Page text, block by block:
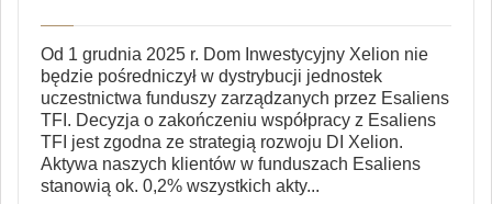
Od 1 grudnia 2025 r. Dom Inwestycyjny Xelion nie
będzie pośredniczył w dystrybucji jednostek
uczestnictwa funduszy zarządzanych przez Esaliens
TFI. Decyzja o zakończeniu współpracy z Esaliens
TFI jest zgodna ze strategią rozwoju DI Xelion.
Aktywa naszych klientów w funduszach Esaliens
stanowią ok. 0,2% wszystkich akty...